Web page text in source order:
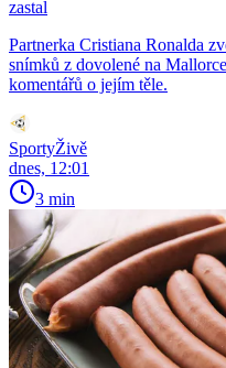
zastal
Partnerka Cristiana Ronalda
snímků z dovolené na
komentářů o jejím těle.
SportyŽivě
dnes, 12:01
3 min